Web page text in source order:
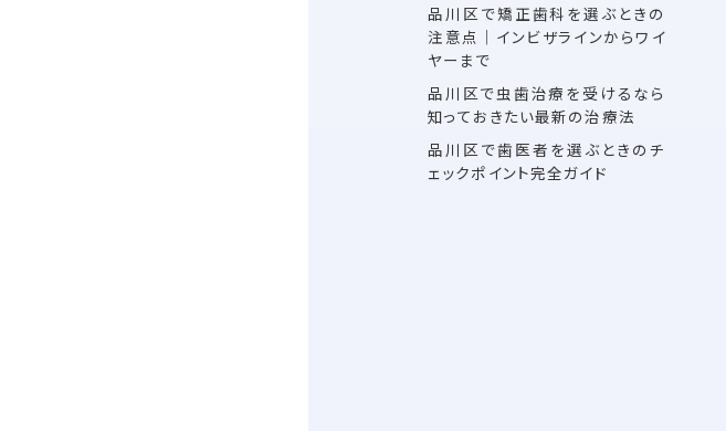
品川区で矯正歯科を選ぶときの
注意点｜インビザラインからワイ
ヤーまで
品川区で虫歯治療を受けるなら
知っておきたい最新の治療法
品川区で歯医者を選ぶときのチ
ェックポイント完全ガイド